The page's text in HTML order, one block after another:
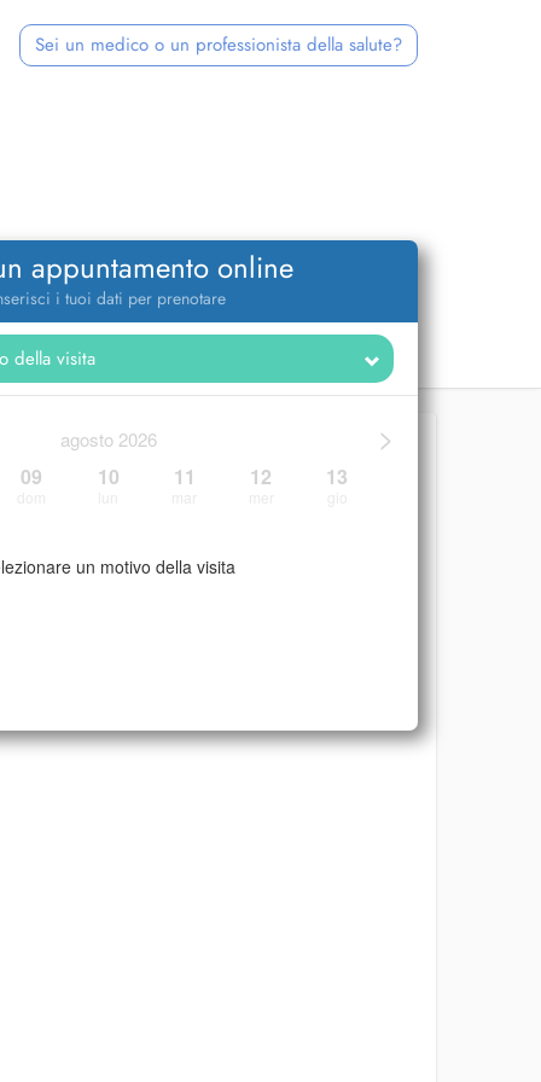
Sei un medico o un professionista della salute?
appuntamento online
i tuoi dati per prenotare
>
agosto 2026
09 10 11 12 13
un motivo della visita